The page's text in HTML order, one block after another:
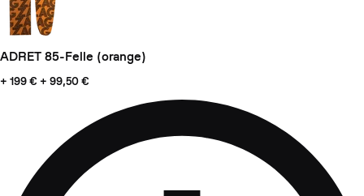
ADRET 85-Felle (orange)
+ 199 € + 99,50 €